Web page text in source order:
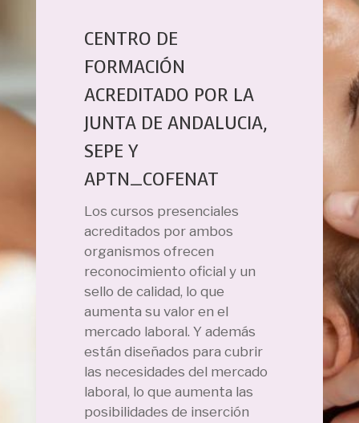
CENTRO DE
FORMACIÓN
ACREDITADO POR LA
JUNTA DE ANDALUCIA,
SEPE Y
APTN_COFENAT
Los cursos presenciales
acreditados por ambos
organismos ofrecen
reconocimiento oficial y un
sello de calidad, lo que
aumenta su valor en el
mercado laboral. Y además
están diseñados para cubrir
las necesidades del mercado
laboral, lo que aumenta las
posibilidades de inserción